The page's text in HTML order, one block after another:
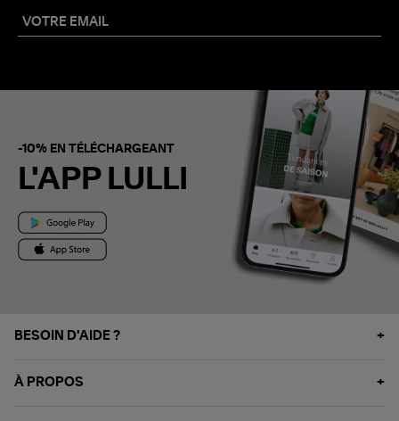
-10% EN TÉLÉCHARGEANT
L'APP LULLI
BESOIN D'AIDE ?
À PROPOS